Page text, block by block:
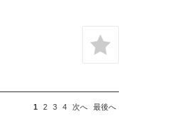
1 2 3 4 次へ 最後へ